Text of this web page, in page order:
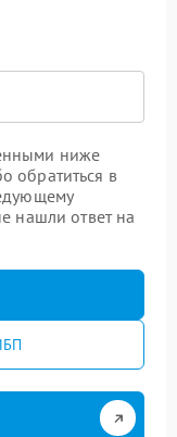
ниже
обратиться в
нашли ответ на